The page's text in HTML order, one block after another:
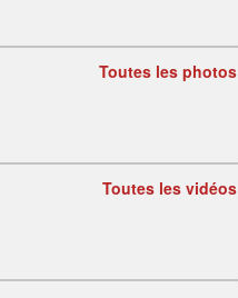
Toutes les photos
Toutes les vidéos